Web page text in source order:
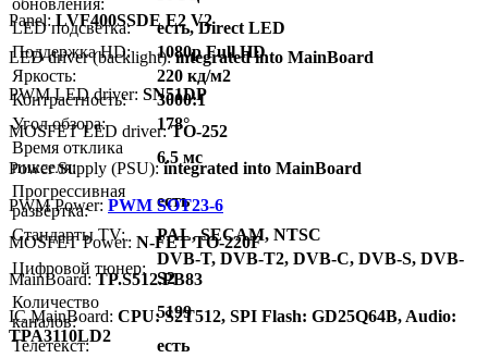
LED подсветка:
есть, Direct LED
Поддержка HD:
1080p Full HD
Яркость:
220 кд/м2
Контрастность:
3000:1
Угол обзора:
178°
Время отклика
пикселя:
6.5 мс
Прогрессивная
развёртка:
есть
Стандарты TV:
PAL, SECAM, NTSC
Цифровой тюнер:
DVB-T, DVB-T2, DVB-C, DVB-S, DVB-
S2
Количество
каналов:
5199
Телетекст:
есть
Panel: LVF400SSDE E2 V2
LED driver (backlight):integrated into MainBoard
PWM LED driver: SN51DP
MOSFET LED driver:TO-252
Power Supply (PSU):integrated into MainBoard
PWM Power: PWM SOT23-6
MOSFET Power: N-FET TO-220F
MainBoard: TP.S512.PB83
IC MainBoard: CPU: S2T512, SPI Flash: GD25Q64B, Audio:
TPA3110LD2